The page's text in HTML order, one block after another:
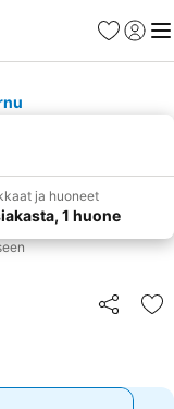
Suosikit
ja huoneet
1 huone
Jaa